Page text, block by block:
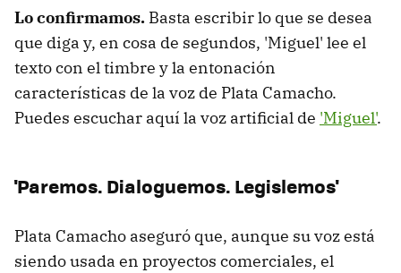
Lo confirmamos. Basta escribir lo que se desea
que diga y, en cosa de segundos, 'Miguel' lee el
texto con el timbre y la entonación
características de la voz de Plata Camacho.
Puedes escuchar aquí la voz artificial de 'Miguel'.
'Paremos. Dialoguemos. Legislemos'
Plata Camacho aseguró que, aunque su voz está
siendo usada en proyectos comerciales, el